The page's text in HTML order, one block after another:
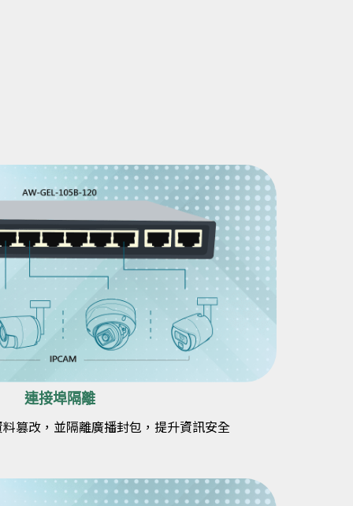
連接埠隔離
篡改，並隔離廣播封包，提升資訊安全